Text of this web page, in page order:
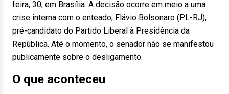
feira, 30, em Brasília. A decisão ocorre em meio a uma
crise interna com o enteado, Flávio Bolsonaro (PL-RJ),
pré-candidato do Partido Liberal à Presidência da
República. Até o momento, o senador não se manifestou
publicamente sobre o desligamento.
O que aconteceu